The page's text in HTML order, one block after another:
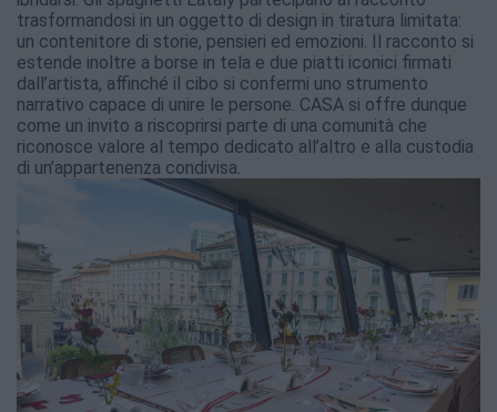
trasformandosi in un oggetto di design in tiratura limitata:
un contenitore di storie, pensieri ed emozioni. Il racconto si
estende inoltre a borse in tela e due piatti iconici firmati
dall’artista, affinché il cibo si confermi uno strumento
narrativo capace di unire le persone. CASA si offre dunque
come un invito a riscoprirsi parte di una comunità che
riconosce valore al tempo dedicato all’altro e alla custodia
di un’appartenenza condivisa.